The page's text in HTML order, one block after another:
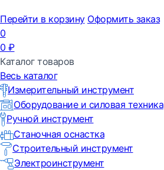
Перейти в корзину Оформить заказ
0
0 ₽
Каталог товаров
Весь каталог
Измерительный инструмент
Оборудование и силовая техника
Ручной инструмент
Станочная оснастка
Строительный инструмент
Электроинструмент